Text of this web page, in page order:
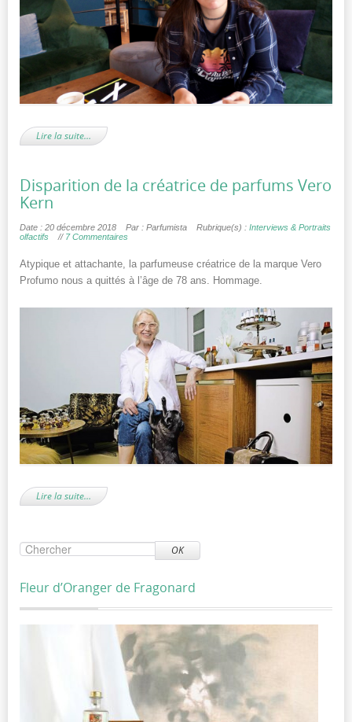
Lire la suite…
Disparition de la créatrice de parfums Vero
Kern
Date : 20 décembre 2018 Par : Parfumista Rubrique(s) : Interviews & Portraits
olfactifs
// 7 Commentaires
Atypique et attachante, la parfumeuse créatrice de la marque Vero
Profumo nous a quittés à l’âge de 78 ans. Hommage.
Lire la suite…
OK
Fleur d’Oranger de Fragonard